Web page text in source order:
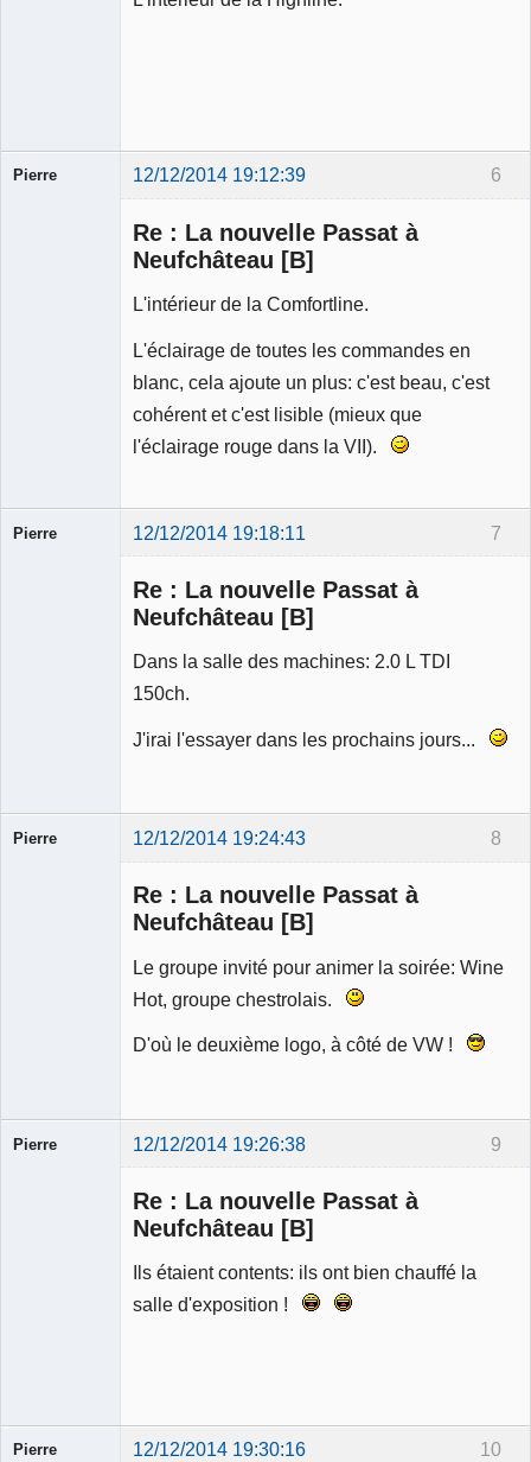
6
Pierre 12/12/2014 19:12:39
Re : La nouvelle Passat à
Neufchâteau [B]
L'intérieur de la Comfortline.
L'éclairage de toutes les commandes en
blanc, cela ajoute un plus: c'est beau, c'est
cohérent et c'est lisible (mieux que
l'éclairage rouge dans la VII).
7
Pierre 12/12/2014 19:18:11
Re : La nouvelle Passat à
Neufchâteau [B]
Dans la salle des machines: 2.0 L TDI
150ch.
J'irai l'essayer dans les prochains jours...
8
Pierre 12/12/2014 19:24:43
Re : La nouvelle Passat à
Neufchâteau [B]
Le groupe invité pour animer la soirée: Wine
Hot, groupe chestrolais.
D'où le deuxième logo, à côté de VW !
9
Pierre 12/12/2014 19:26:38
Re : La nouvelle Passat à
Neufchâteau [B]
Ils étaient contents: ils ont bien chauffé la
salle d'exposition !
10
Pierre 12/12/2014 19:30:16